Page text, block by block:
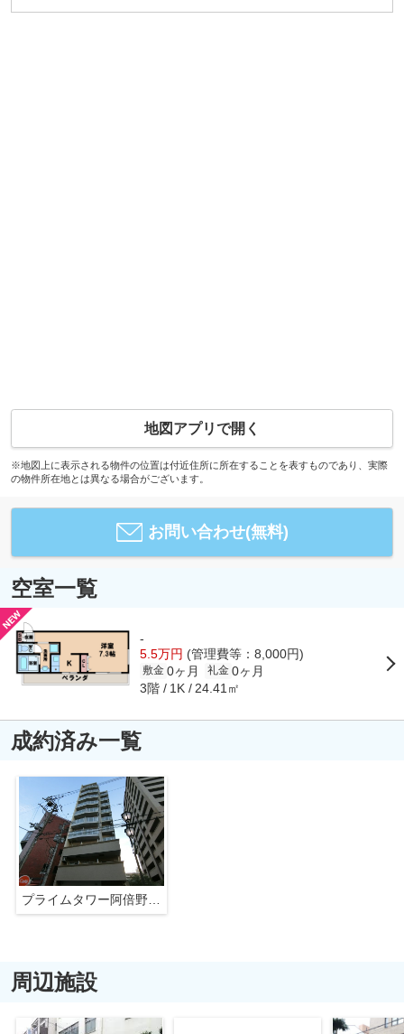
地図アプリで開く
※地図上に表示される物件の位置は付近住所に所在することを表すものであり、実際
の物件所在地とは異なる場合がございます。
お問い合わせ(無料)
空室一覧
-
5.5万円 (管理費等：8,000円)
敷金 0ヶ月 礼金 0ヶ月
3階 1K 24.41㎡
成約済み一覧
プライムタワー阿倍野40
周辺施設